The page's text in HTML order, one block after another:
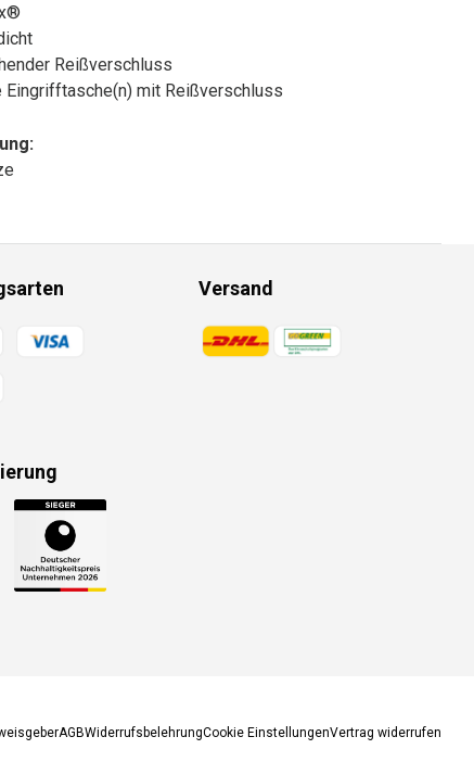
Reißverschluss
Eingrifftasche(n) mit Reißverschluss
Versand
Zahlungsmethoden
AGBWiderrufsbelehrungCookie EinstellungenVertrag widerrufen